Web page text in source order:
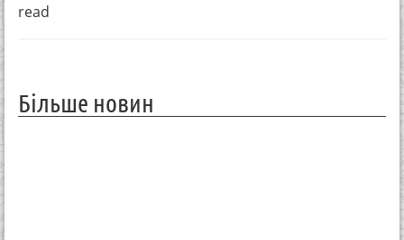
read
Більше новин